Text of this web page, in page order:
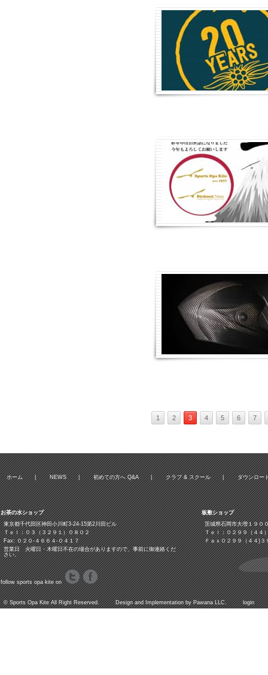
1 2 3 4 5 6 7
ホーム | NEWS | 初めての方へ Q&A | クラブ & スクール | ダウンロー
お茶の水ショップ
東京都千代田区神田小川町3‐24‐15第2川田ビル
Ｔｅｌ：０３（３２９１）０８０２
Fax: ０２０-４６６４-０４１７
営業日 火曜日・木曜日不在の場合がありますので、事前に御連絡くだ
さい。
follow sports opa kite on
板敷ショップ
茨城県石岡市大増１９０
Ｔｅｌ：０２９９（４４
Ｆａｘ０２９９（４４)３
©Sports Opa KiteAll Right Reserved. Design and Implementation byPawana LLC. login